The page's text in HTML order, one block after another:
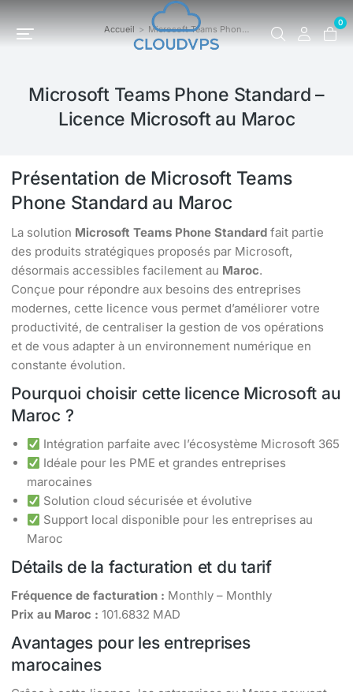
0
Vous êtes ici : Accueil Microsoft Teams Phon…
Microsoft Teams Phone Standard –
Licence Microsoft au Maroc
Présentation de Microsoft Teams
Phone Standard au Maroc
La solution Microsoft Teams Phone Standard fait partie
des produits stratégiques proposés par Microsoft,
désormais accessibles facilement au Maroc.
Conçue pour répondre aux besoins des entreprises
modernes, cette licence vous permet d’améliorer votre
productivité, de centraliser la gestion de vos opérations
et de vous adapter à un environnement numérique en
constante évolution.
Pourquoi choisir cette licence Microsoft au
Maroc ?
Intégration parfaite avec l’écosystème Microsoft 365
Idéale pour les PME et grandes entreprises
marocaines
Solution cloud sécurisée et évolutive
Support local disponible pour les entreprises au
Maroc
Détails de la facturation et du tarif
Fréquence de facturation : Monthly – Monthly
Prix au Maroc : 101.6832 MAD
Avantages pour les entreprises
marocaines